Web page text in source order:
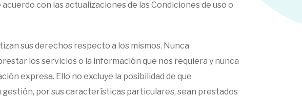
con las actualizaciones de las Condiciones de uso o
sus derechos respecto a los mismos. Nunca
los servicios o la información que nos requiera y nunca
expresa. Ello no excluye la posibilidad de que
por sus características particulares, sean prestados